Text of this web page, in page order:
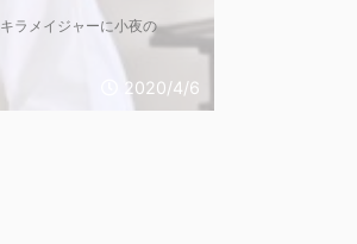
2020/4/6
ラメイジャーに小夜の